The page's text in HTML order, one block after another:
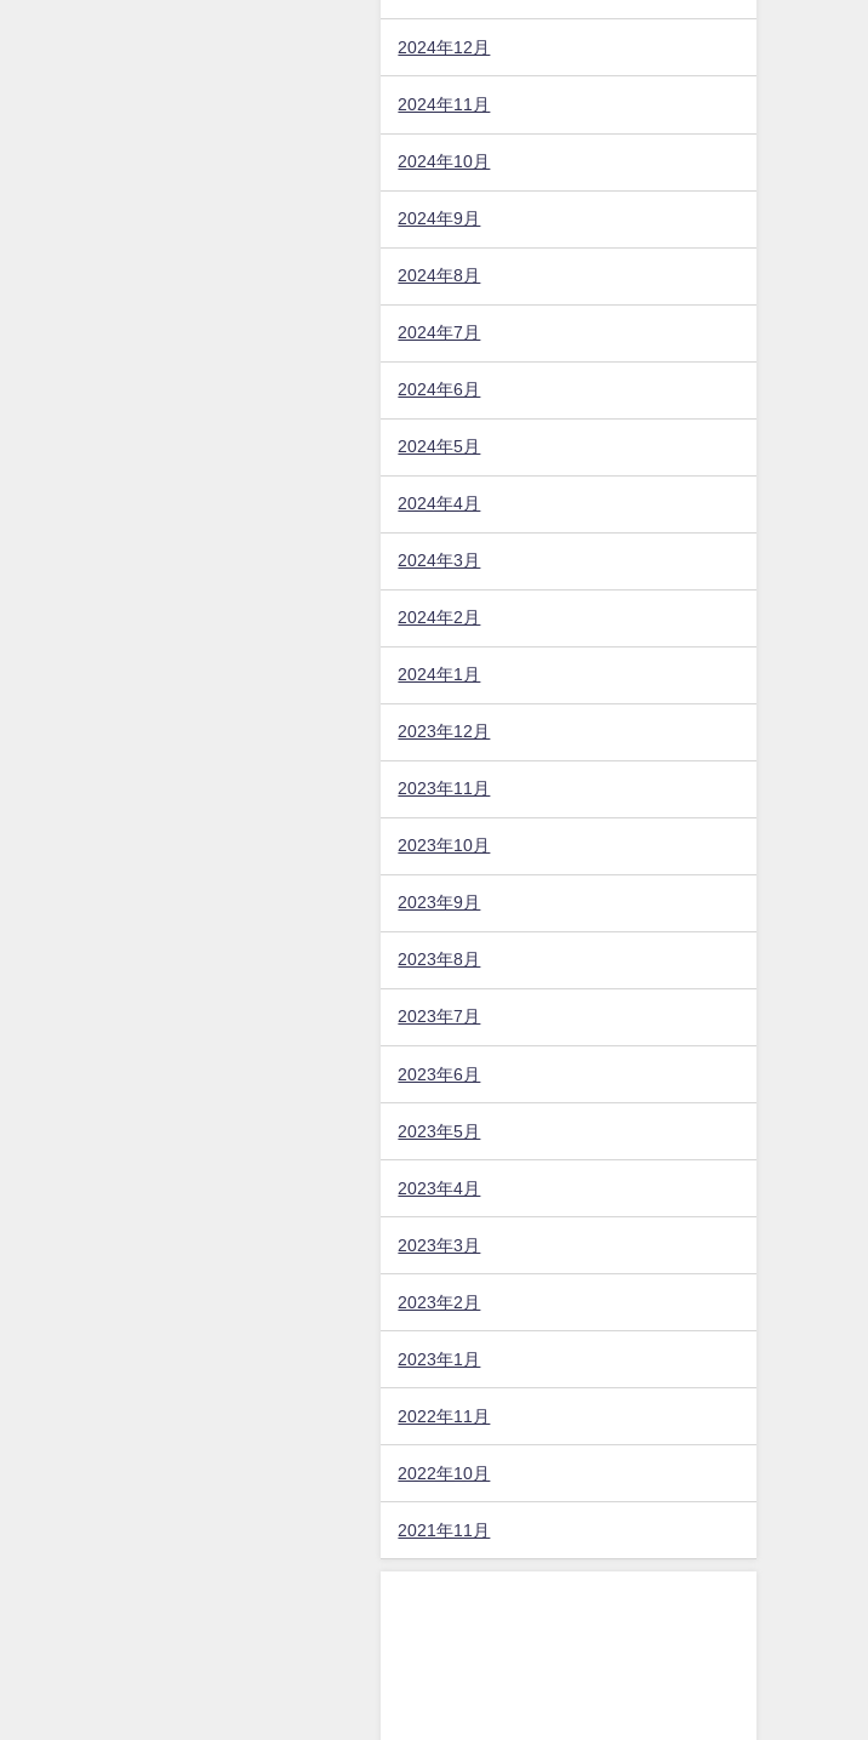
2024年12月
2024年11月
2024年10月
2024年9月
2024年8月
2024年7月
2024年6月
2024年5月
2024年4月
2024年3月
2024年2月
2024年1月
2023年12月
2023年11月
2023年10月
2023年9月
2023年8月
2023年7月
2023年6月
2023年5月
2023年4月
2023年3月
2023年2月
2023年1月
2022年11月
2022年10月
2021年11月